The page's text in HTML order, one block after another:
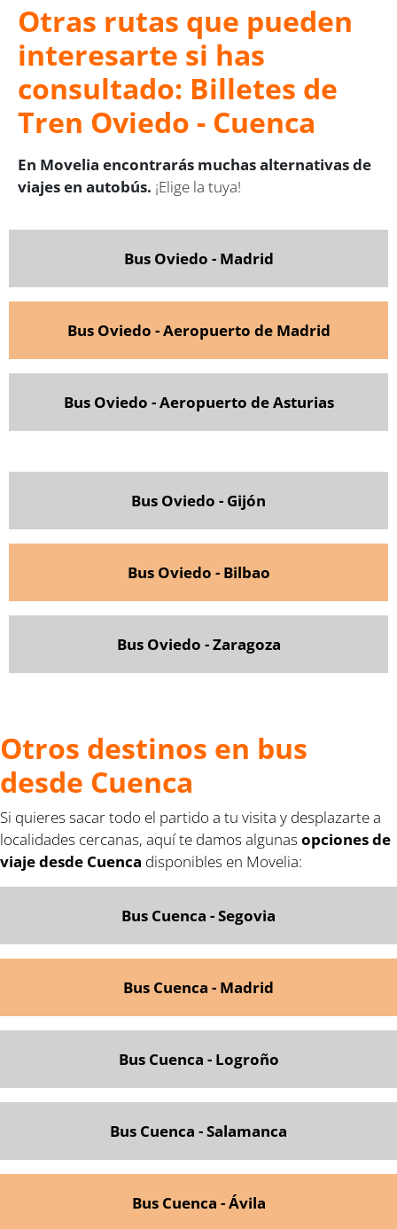
Otras rutas que pueden
interesarte si has
consultado: Billetes de
Tren Oviedo - Cuenca
En Movelia encontrarás muchas alternativas de
viajes en autobús. ¡Elige la tuya!
Bus Oviedo - Madrid
Bus Oviedo - Aeropuerto de Madrid
Bus Oviedo - Aeropuerto de Asturias
Bus Oviedo - Gijón
Bus Oviedo - Bilbao
Bus Oviedo - Zaragoza
Otros destinos en bus
desde Cuenca
Si quieres sacar todo el partido a tu visita y desplazarte a
localidades cercanas, aquí te damos algunasopciones de
viaje desde Cuenca disponibles en Movelia:
Bus Cuenca - Segovia
Bus Cuenca - Madrid
Bus Cuenca - Logroño
Bus Cuenca - Salamanca
Bus Cuenca - Ávila